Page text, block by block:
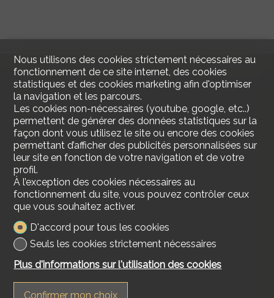
Nous utilisons des cookies strictement nécessaires au
fonctionnement de ce site internet, des cookies
statistiques et des cookies marketing afin d'optimiser
la navigation et les parcours.
Les cookies non-nécessaires (youtube, google, etc..)
permettent de générer des données statistiques sur la
façon dont vous utilisez le site ou encore des cookies
permettant d’afficher des publicités personnalisées sur
leur site en fonction de votre navigation et de votre
profil.
À l’exception des cookies nécessaires au
fonctionnement du site, vous pouvez contrôler ceux
que vous souhaitez activer.
D'accord pour tous les cookies
Seuls les cookies strictement nécessaires
Plus d'informations sur l'utilisation des cookies
Confirmer mon choix